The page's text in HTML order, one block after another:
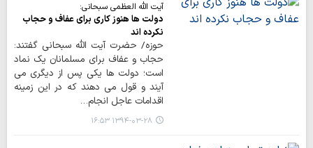
آیت الله العظمی سبحانی:
دولت ها هنوز کاری برای عفاف و حجاب
نکرده اند
حوزه/ حضرت آیت الله سبحانی گفتند:
حجاب و عفاف برای مسلمانان یک نماد
است؛ دولت ها یکی پس از دیگری می
آیند و قول می دهند که در این زمینه
اقدامات عاجل انجام…
۱۳۹۴-۰۳-۲۸ ۱۶:۵۳